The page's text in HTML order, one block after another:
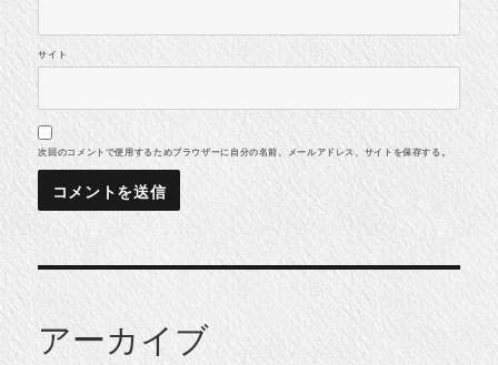
サイト
次回のコメントで使用するためブラウザーに自分の名前、メールアドレス、サイトを保存する。
アーカイブ